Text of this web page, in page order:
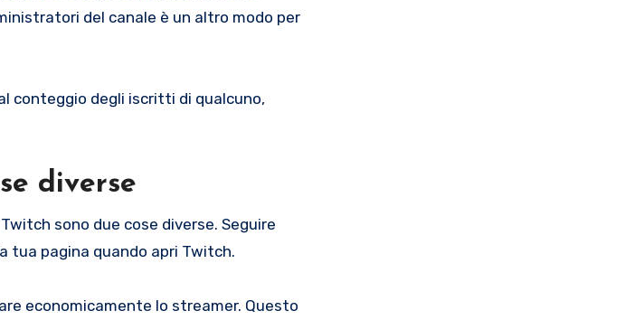
del canale è un altro modo per
conteggio degli iscritti di qualcuno,
diverse
sono due cose diverse. Seguire
tua pagina quando apri Twitch.
economicamente lo streamer. Questo